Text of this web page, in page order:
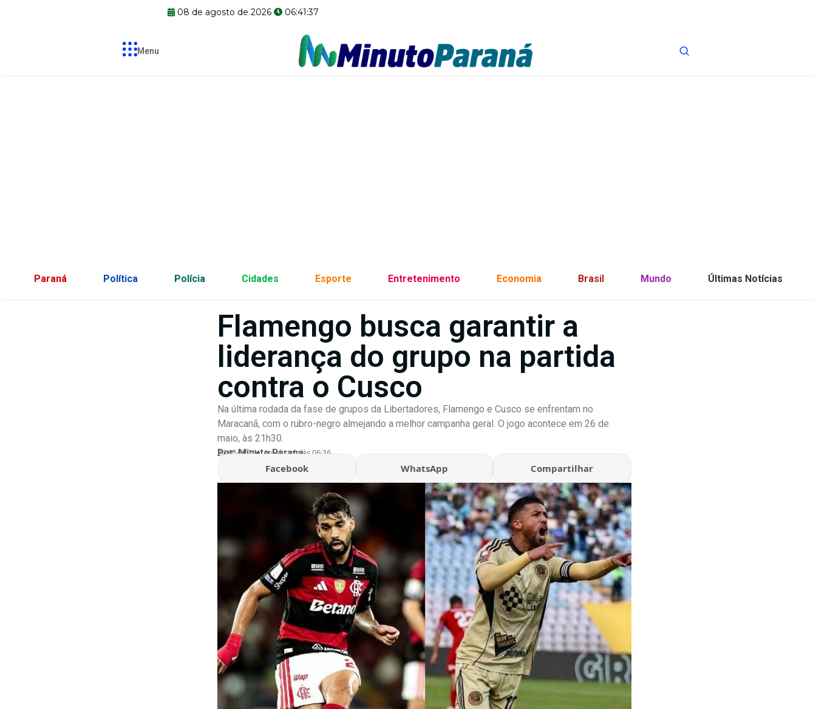
08 de agosto de 2026 06:41:38
Menu
Paraná Política Polícia Cidades Esporte Entretenimento Economia Brasil Mundo Últimas Notícias
Flamengo busca garantir a
liderança do grupo na partida
contra o Cusco
Na última rodada da fase de grupos da Libertadores, Flamengo e Cusco se enfrentam no
Maracanã, com o rubro-negro almejando a melhor campanha geral. O jogo acontece em 26 de
maio, às 21h30.
Por:Minuto Parana
26/05/2026 Atualizado às 06:36
Facebook WhatsApp Compartilhar